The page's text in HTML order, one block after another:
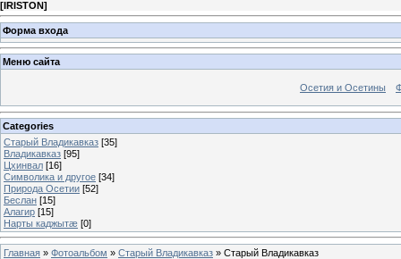
[IRISTON]
Форма входа
Меню сайта
Осетия и Осетины
Categories
Старый Владикавказ [35]
Владикавказ [95]
Цхинвал [16]
Символика и другое [34]
Природа Осетии [52]
Беслан [15]
Алагир [15]
Нарты каджытæ [0]
Главная » Фотоальбом » Старый Владикавказ » Старый Владикавказ